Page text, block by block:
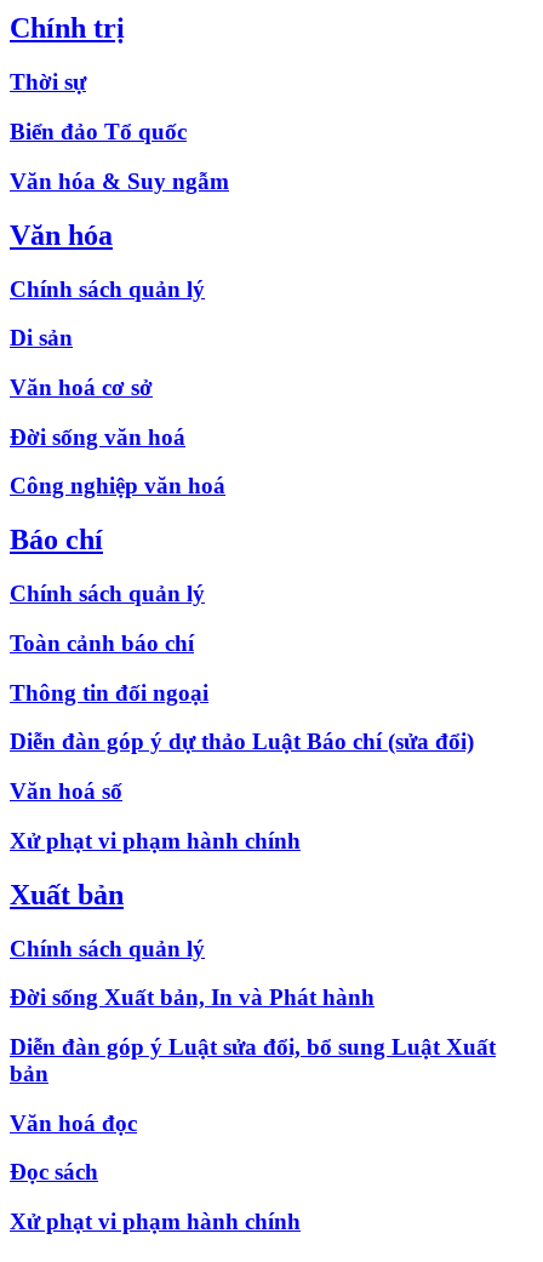
Chính trị
Thời sự
Biển đảo Tổ quốc
Văn hóa & Suy ngẫm
Văn hóa
Chính sách quản lý
Di sản
Văn hoá cơ sở
Đời sống văn hoá
Công nghiệp văn hoá
Báo chí
Chính sách quản lý
Toàn cảnh báo chí
Thông tin đối ngoại
Diễn đàn góp ý dự thảo Luật Báo chí (sửa đổi)
Văn hoá số
Xử phạt vi phạm hành chính
Xuất bản
Chính sách quản lý
Đời sống Xuất bản, In và Phát hành
Diễn đàn góp ý Luật sửa đổi, bổ sung Luật Xuất
bản
Văn hoá đọc
Đọc sách
Xử phạt vi phạm hành chính